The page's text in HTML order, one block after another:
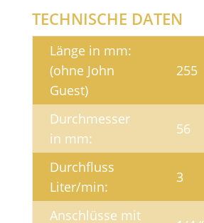
TECHNISCHE DATEN
Länge in mm:
(ohne John
Guest)
255
Durchmesser
in mm:
56
Durchfluss
Liter/min:
3
Anschlüsse mit